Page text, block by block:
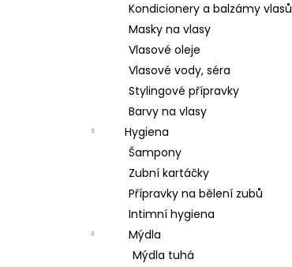
Kondicionery a balzámy vlasů
Masky na vlasy
Vlasové oleje
Vlasové vody, séra
Stylingové přípravky
Barvy na vlasy
Hygiena
Šampony
Zubní kartáčky
Přípravky na bělení zubů
Intimní hygiena
Mýdla
Mýdla tuhá